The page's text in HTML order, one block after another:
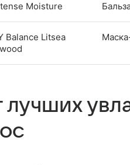
Moisture
Balance Litsea
лучших